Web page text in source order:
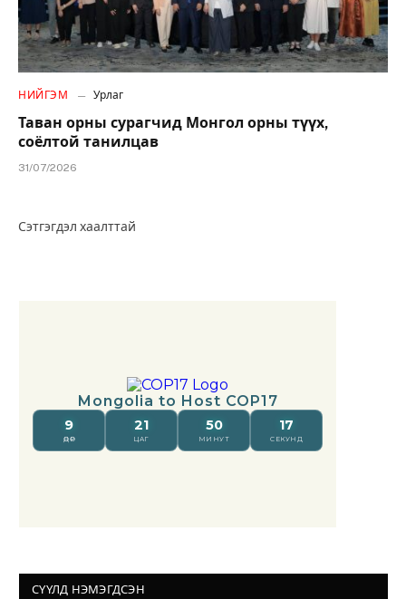
НИЙГЭМ Урлаг
Таван орны сурагчид Монгол орны түүх,
соёлтой танилцав
31/07/2026
Сэтгэгдэл хаалттай
СҮҮЛД НЭМЭГДСЭН